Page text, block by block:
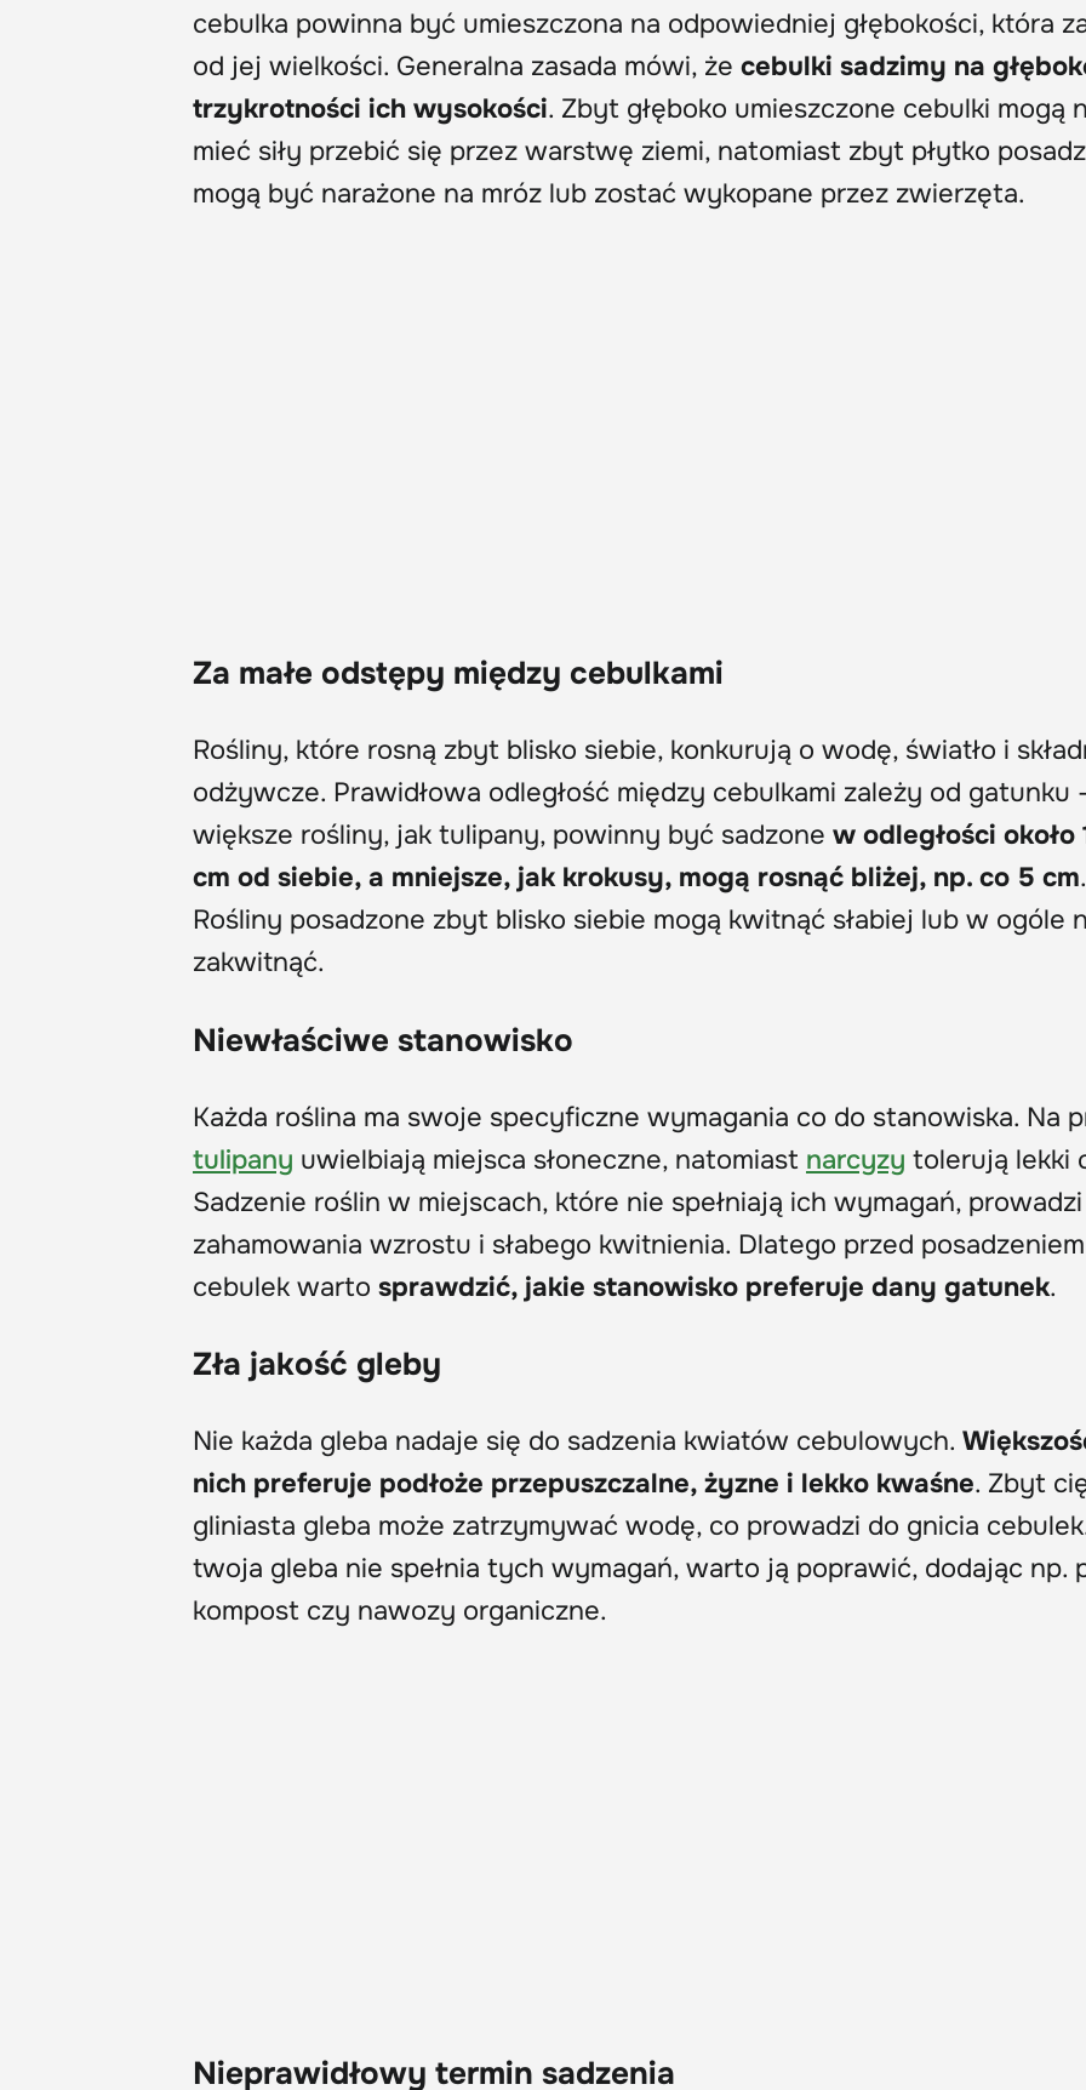
cebulka powinna być umieszczona na odpowiedniej głębokości, która
od jej wielkości. Generalna zasada mówi, że cebulki sadzimy na
trzykrotności ich wysokości. Zbyt głęboko umieszczone cebulki mogą
mieć siły przebić się przez warstwę ziemi, natomiast zbyt płytko
mogą być narażone na mróz lub zostać wykopane przez zwierzęta.
Za małe odstępy między cebulkami
Rośliny, które rosną zbyt blisko siebie, konkurują o wodę, światło i
odżywcze. Prawidłowa odległość między cebulkami zależy od gatunku
większe rośliny, jak tulipany, powinny być sadzone w odległości około
cm od siebie, a mniejsze, jak krokusy, mogą rosnąć bliżej, np. co 5 cm.
Rośliny posadzone zbyt blisko siebie mogą kwitnąć słabiej lub w ogóle
zakwitnąć.
Niewłaściwe stanowisko
Każda roślina ma swoje specyficzne wymagania co do stanowiska. Na
tulipany uwielbiają miejsca słoneczne, natomiast narcyzy tolerują lekki
Sadzenie roślin w miejscach, które nie spełniają ich wymagań,
zahamowania wzrostu i słabego kwitnienia. Dlatego przed posadzeniem
cebulek warto sprawdzić, jakie stanowisko preferuje dany gatunek.
Zła jakość gleby
Nie każda gleba nadaje się do sadzenia kwiatów cebulowych.
nich preferuje podłoże przepuszczalne, żyzne i lekko kwaśne. Zbyt
gliniasta gleba może zatrzymywać wodę, co prowadzi do gnicia
twoja gleba nie spełnia tych wymagań, warto ją poprawić, dodając np.
kompost czy nawozy organiczne.
Nieprawidłowy termin sadzenia